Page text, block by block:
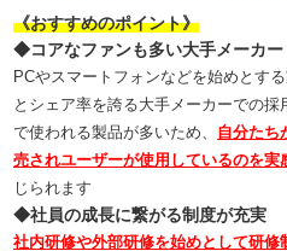
《おすすめのポイント》
◆コアなファンも多い大手メーカー
PCやスマートフォンなどを始めとす
とシェア率を誇る大手メーカーでの
で使われる製品が多いため、 自分たち
売されユーザーが使用しているのを実
じられます
◆社員の成長に繋がる制度が充実
社内研修や外部研修を始めとして研修